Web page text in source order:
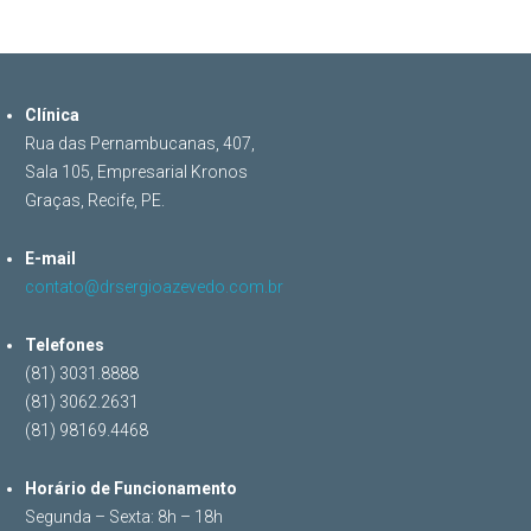
Clínica
Rua das Pernambucanas, 407,
Sala 105, Empresarial Kronos
Graças, Recife, PE.
E-mail
contato@drsergioazevedo.com.br
Telefones
(81) 3031.8888
(81) 3062.2631
(81) 98169.4468
Horário de Funcionamento
Segunda – Sexta: 8h – 18h